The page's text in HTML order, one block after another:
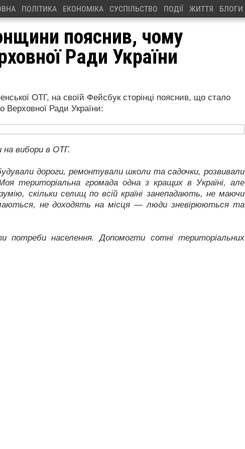
ПОЛІТИКА ЕКОНОМІКА СУСПІЛЬСТВО ПОДІЇ ЖИТТЯ БЛОГИ
пояснив, чому
Ради України
ОТГ, на своїй Фейсбук сторінці пояснив, що стало
Верховної Ради України:
вибори в ОТГ.
дороги, ремонтували школи та садочки, розвивали
територіальна громада одна з кращих в Україні, але
скільки селищ по всій країні занепадають, не маючи
не доходять на місця — люди зневірюються та
населення. Допомогти сотні територіальних